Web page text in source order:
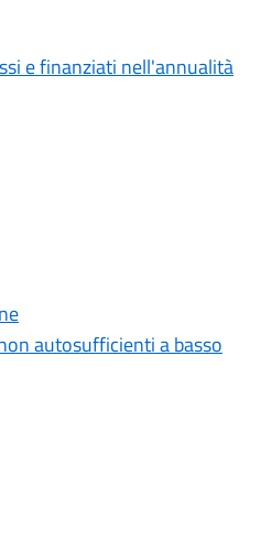
e finanziati nell'annualità
autosufficienti a basso